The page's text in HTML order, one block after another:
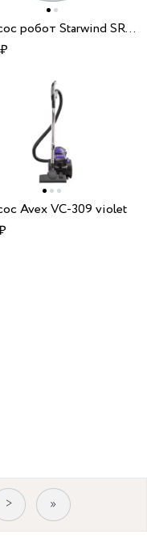
Пылесос робот Starwind SRV4570
₽
Avex VC-309 violet
> »